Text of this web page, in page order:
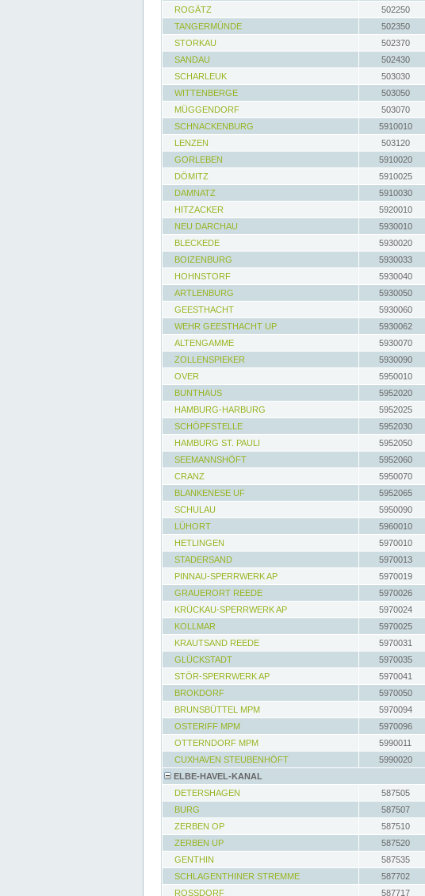
ROGÄTZ
502250
TANGERMÜNDE
502350
STORKAU
502370
SANDAU
502430
SCHARLEUK
503030
WITTENBERGE
503050
MÜGGENDORF
503070
SCHNACKENBURG
5910010
LENZEN
503120
GORLEBEN
5910020
DÖMITZ
5910025
DAMNATZ
5910030
HITZACKER
5920010
NEU DARCHAU
5930010
BLECKEDE
5930020
BOIZENBURG
5930033
HOHNSTORF
5930040
ARTLENBURG
5930050
GEESTHACHT
5930060
WEHR GEESTHACHT UP
5930062
ALTENGAMME
5930070
ZOLLENSPIEKER
5930090
OVER
5950010
BUNTHAUS
5952020
HAMBURG-HARBURG
5952025
SCHÖPFSTELLE
5952030
HAMBURG ST. PAULI
5952050
SEEMANNSHÖFT
5952060
CRANZ
5950070
BLANKENESE UF
5952065
SCHULAU
5950090
LÜHORT
5960010
HETLINGEN
5970010
STADERSAND
5970013
PINNAU-SPERRWERK AP
5970019
GRAUERORT REEDE
5970026
KRÜCKAU-SPERRWERK AP
5970024
KOLLMAR
5970025
KRAUTSAND REEDE
5970031
GLÜCKSTADT
5970035
STÖR-SPERRWERK AP
5970041
BROKDORF
5970050
BRUNSBÜTTEL MPM
5970094
OSTERIFF MPM
5970096
OTTERNDORF MPM
5990011
CUXHAVEN STEUBENHÖFT
5990020
ELBE-HAVEL-KANAL
DETERSHAGEN
587505
BURG
587507
ZERBEN OP
587510
ZERBEN UP
587520
GENTHIN
587535
SCHLAGENTHINER STREMME
587702
ROSSDORF
587717